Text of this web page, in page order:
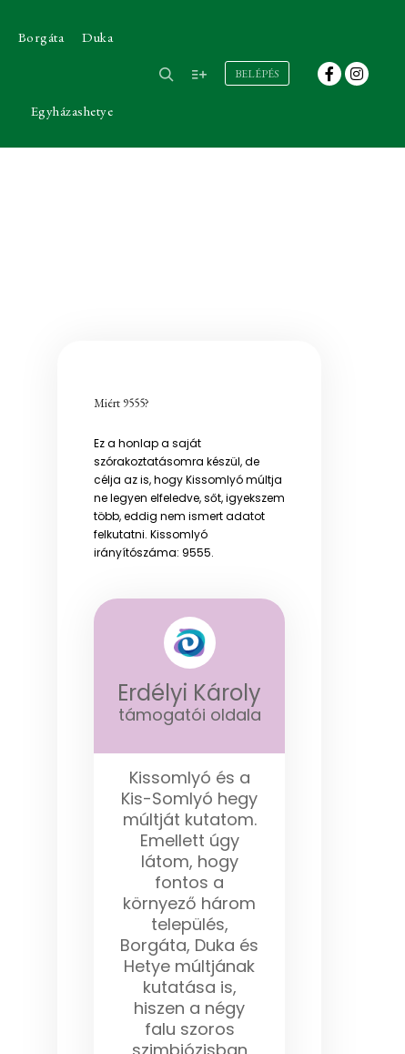
Borgáta Duka
Egyházashetye
BELÉPÉS
Miért 9555?
Ez a honlap a saját
szórakoztatásomra készül, de
célja az is, hogy Kissomlyó múltja
ne legyen elfeledve, sőt, igyekszem
több, eddig nem ismert adatot
felkutatni. Kissomlyó
irányítószáma: 9555.
Erdélyi Károly
támogatói oldala
Kissomlyó és a
Kis-Somlyó hegy
múltját kutatom.
Emellett úgy
látom, hogy
fontos a
környező három
település,
Borgáta, Duka és
Hetye múltjának
kutatása is,
hiszen a négy
falu szoros